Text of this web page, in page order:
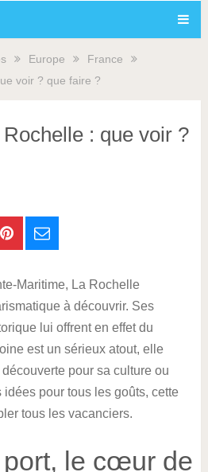
Europe
France
voir ? que faire ?
: que voir ?
Maritime, La Rochelle
à découvrir. Ses
lui offrent en effet du
est un sérieux atout, elle
pour sa culture ou
pour tous les goûts, cette
tous les vacanciers.
port, le cœur de